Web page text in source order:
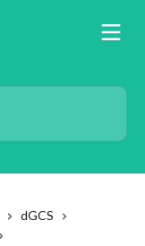
dGCS